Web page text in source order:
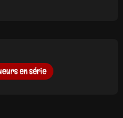
en série